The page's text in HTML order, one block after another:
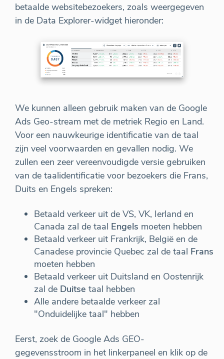
betaalde websitebezoekers, zoals weergegeven
in de Data Explorer-widget hieronder:
We kunnen alleen gebruik maken van de Google
Ads Geo-stream met de metriek Regio en Land.
Voor een nauwkeurige identificatie van de taal
zijn veel voorwaarden en gevallen nodig. We
zullen een zeer vereenvoudigde versie gebruiken
van de taalidentificatie voor bezoekers die Frans,
Duits en Engels spreken:
Betaald verkeer uit de VS, VK, Ierland en
Canada zal de taal Engels moeten hebben
Betaald verkeer uit Frankrijk, België en de
Canadese provincie Quebec zal de taal Frans
moeten hebben
Betaald verkeer uit Duitsland en Oostenrijk
zal de Duitse taal hebben
Alle andere betaalde verkeer zal
"Onduidelijke taal" hebben
Eerst, zoek de Google Ads GEO-
gegevensstroom in het linkerpaneel en klik op de